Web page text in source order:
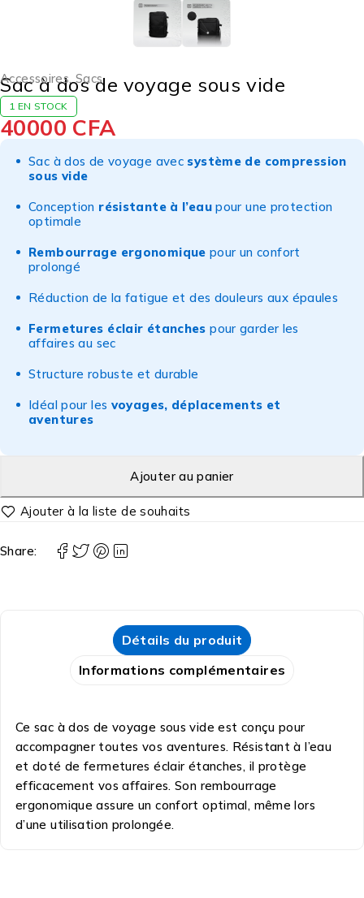
Accessoires,Sacs
Sac à dos de voyage sous vide
1 EN STOCK
40000 CFA
Sac à dos de voyage avec système de compression
sous vide
Conception résistante à l’eaupour une protection
optimale
Rembourrage ergonomique pour un confort
prolongé
Réduction de la fatigue et des douleurs aux épaules
Fermetures éclair étanches pour garder les
affaires au sec
Structure robuste et durable
Idéal pour les voyages, déplacements et
aventures
Ajouter au panier
Share:
Détails du produit
Informations complémentaires
Ce sac à dos de voyage sous vide est conçu pour
accompagner toutes vos aventures. Résistant à l’eau
et doté de fermetures éclair étanches, il protège
efficacement vos affaires. Son rembourrage
ergonomique assure un confort optimal, même lors
d’une utilisation prolongée.